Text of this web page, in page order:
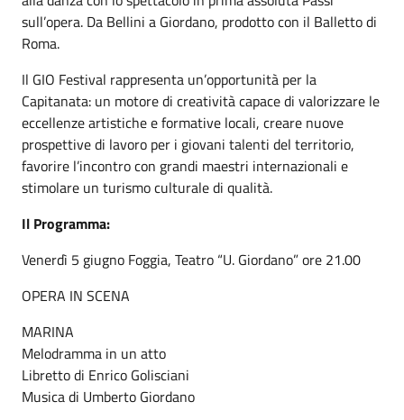
sull’opera. Da Bellini a Giordano, prodotto con il Balletto di
Roma.
Il GIO Festival rappresenta un’opportunità per la
Capitanata: un motore di creatività capace di valorizzare le
eccellenze artistiche e formative locali, creare nuove
prospettive di lavoro per i giovani talenti del territorio,
favorire l’incontro con grandi maestri internazionali e
stimolare un turismo culturale di qualità.
Il Programma:
Venerdì 5 giugno Foggia, Teatro “U. Giordano” ore 21.00
OPERA IN SCENA
MARINA
Melodramma in un atto
Libretto di Enrico Golisciani
Musica di Umberto Giordano